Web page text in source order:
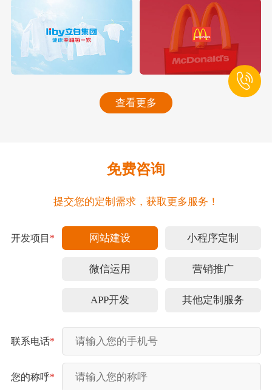
查看更多
免费咨询
提交您的定制需求，获取更多服务！
开发项目 * 网站建设 小程序定制
微信运用 营销推广
APP开发 其他定制服务
联系电话*
您的称呼*